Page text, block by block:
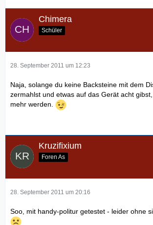
Chimera
Schüler
28. September 2011 um 12:23
Naja, solange du keine Backsteine mit dem
zermahlst und etwas auf das Gerät acht
mehr werden.
Kruzifixium
Foren As
28. September 2011 um 20:16
Soo, mit handy-politur getestet - leider ohne